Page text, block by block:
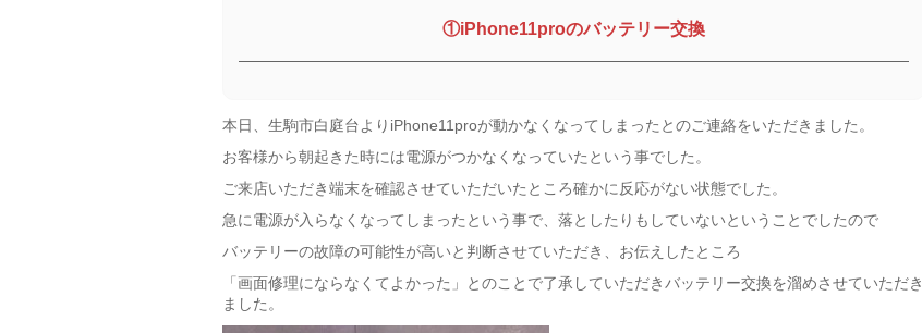
①iPhone11proのバッテリー交換
本日、生駒市白庭台よりiPhone11proが動かなくなってしまったとのご連絡をいただきました。
お客様から朝起きた時には電源がつかなくなっていたという事でした。
ご来店いただき端末を確認させていただいたところ確かに反応がない状態でした。
急に電源が入らなくなってしまったという事で、落としたりもしていないということでしたので
バッテリーの故障の可能性が高いと判断させていただき、お伝えしたところ
「画面修理にならなくてよかった」とのことで了承していただきバッテリー交換を溜めさせていただき
ました。